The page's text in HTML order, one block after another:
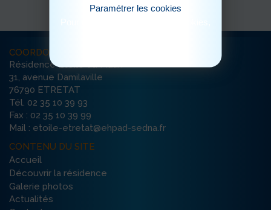
COORDONNÉES
Résidence Etoile du Matin
31, avenue Damilaville
76790 ETRETAT
Tél. 02 35 10 39 93
Fax : 02 35 10 39 99
Mail : etoile-etretat@ehpad-sedna.fr
CONTENU DU SITE
Accueil
Découvrir la résidence
Galerie photos
Actualités
Paramétrer les cookies